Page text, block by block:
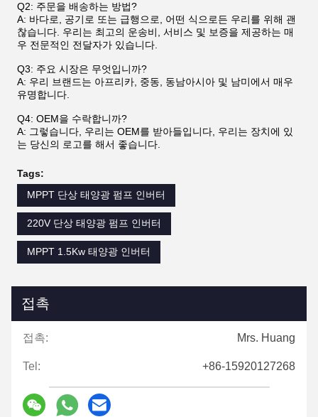
Q2: 주문을 배송하는 방법?
A: 바다로, 공기로 또는 급행으로, 어떤 식으로든 우리를 위해 괜
찮습니다. 우리는 최고의 운송비, 서비스 및 보증을 제공하는 매
우 전문적인 전달자가 있습니다.
Q3: 주요 시장은 무엇입니까?
A: 우리 브랜드는 아프리카, 중동, 동남아시아 및 남미에서 매우
유명합니다.
Q4: OEM을 수락합니까?
A: 그렇습니다, 우리는 OEM를 받아들입니다, 우리는 장치에 있
는 당신의 로고를 해서 좋습니다.
Tags:
MPPT 단상 태양광 펌프 인버터
220V 단상 태양광 펌프 인버터
MPPT 1.5Kw 태양광 인버터
접촉
접촉: Mrs. Huang
Tel: +86-15920127268